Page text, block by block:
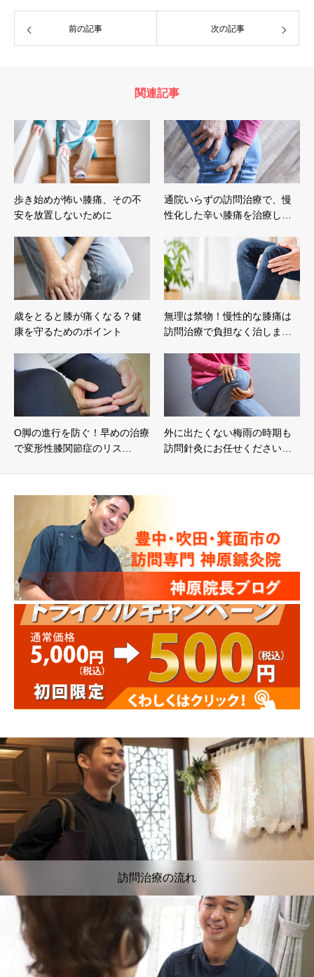
前の記事 次の記事
関連記事
歩き始めが怖い膝痛、その不
安を放置しないために
通院いらずの訪問治療で、慢
性化した辛い膝痛を治療し…
歳をとると膝が痛くなる？健
康を守るためのポイント
無理は禁物！慢性的な膝痛は
訪問治療で負担なく治しま…
O脚の進行を防ぐ！早めの治療
で変形性膝関節症のリス…
外に出たくない梅雨の時期も
訪問針灸にお任せください…
訪問治療の流れ